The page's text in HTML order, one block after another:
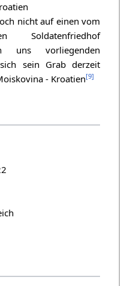
nicht auf einen vom
Soldatenfriedhof
uns vorliegenden
sein Grab derzeit
- Kroatien[9]